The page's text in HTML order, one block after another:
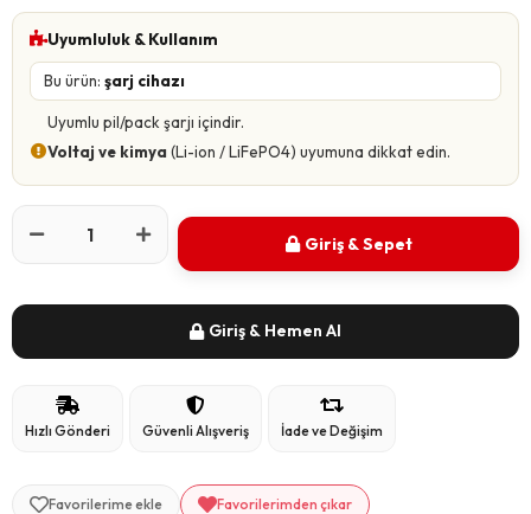
Uyumluluk & Kullanım
Bu ürün: şarj cihazı
Uyumlu pil/pack şarjı içindir.
Voltaj ve kimya(Li-ion / LiFePO4) uyumuna dikkat edin.
Giriş & Sepet
Giriş & Hemen Al
Hızlı Gönderi Güvenli Alışveriş İade ve Değişim
Favorilerime ekle Favorilerimden çıkar